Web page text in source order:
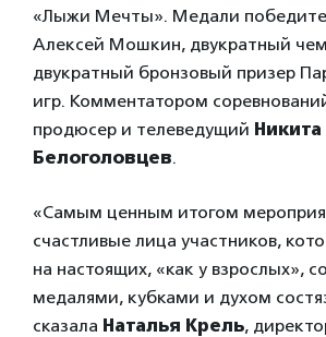
«Лыжи Мечты». Медали
Алексей Мошкин, двукратный
двукратный бронзовый призер
игр. Комментатором
продюсер и телеведущий Никита
Белоголовцев.
«Самым ценным итогом
счастливые лица участников,
на настоящих, «как у взрослых»,
медалями, кубками и духом
сказала Наталья Крель,